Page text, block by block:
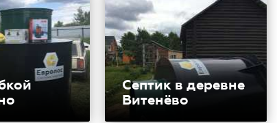
Септик в деревне
Витенёво